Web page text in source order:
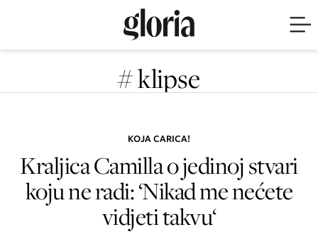
# klipse
KOJA CARICA!
Kraljica Camilla o jedinoj stvari
koju ne radi: ‘Nikad me nećete
vidjeti takvu‘